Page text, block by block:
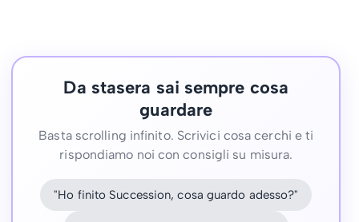
Da stasera sai sempre cosa
guardare
Basta scrolling infinito. Scrivici cosa cerchi e ti
rispondiamo noi con consigli su misura.
"Ho finito Succession, cosa guardo adesso?"